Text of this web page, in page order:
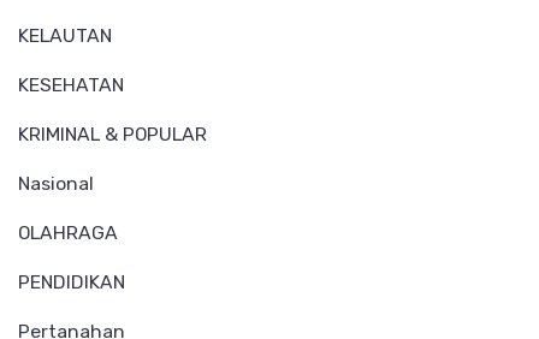
KELAUTAN
KESEHATAN
KRIMINAL & POPULAR
Nasional
OLAHRAGA
PENDIDIKAN
Pertanahan